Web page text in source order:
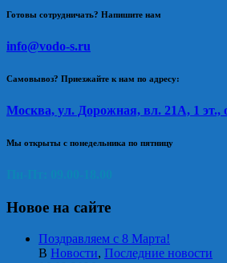
Готовы сотрудничать? Напишите нам
info@vodo-s.ru
Самовывоз? Приезжайте к нам по адресу:
Москва, ул. Дорожная, вл. 21А, 1 эт.,
Мы открыты с понедельника по пятницу
Новое на сайте
Поздравляем с 8 Марта!
В Новости, Последние новости